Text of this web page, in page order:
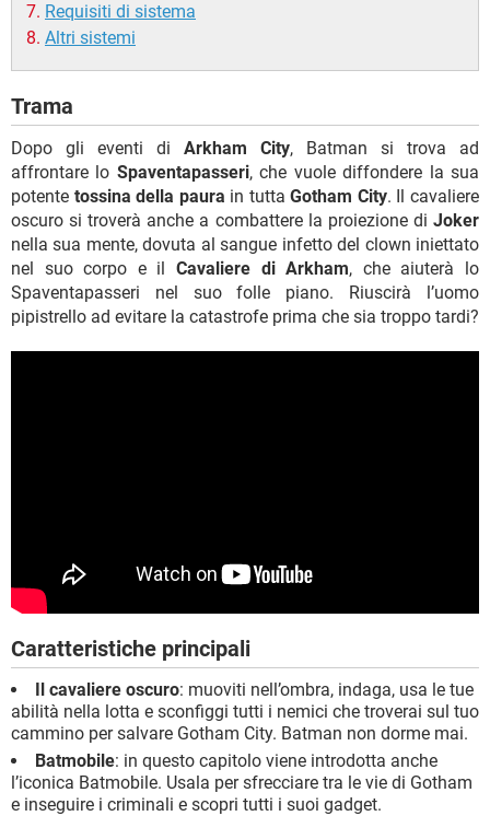
Requisiti di sistema
Altri sistemi
Trama
Dopo gli eventi di Arkham City, Batman si trova ad
affrontare lo Spaventapasseri, che vuole diffondere la sua
potente tossina della paura in tuttaGotham City. Il cavaliere
oscuro si troverà anche a combattere la proiezione di Joker
nella sua mente, dovuta al sangue infetto del clown iniettato
nel suo corpo e il Cavaliere di Arkham, che aiuterà lo
Spaventapasseri nel suo folle piano. Riuscirà l’uomo
pipistrello ad evitare la catastrofe prima che sia troppo tardi?
Caratteristiche principali
Il cavaliere oscuro: muoviti nell’ombra, indaga, usa le tue
abilità nella lotta e sconfiggi tutti i nemici che troverai sul tuo
cammino per salvare Gotham City. Batman non dorme mai.
Batmobile: in questo capitolo viene introdotta anche
l’iconica Batmobile. Usala per sfrecciare tra le vie di Gotham
e inseguire i criminali e scopri tutti i suoi gadget.